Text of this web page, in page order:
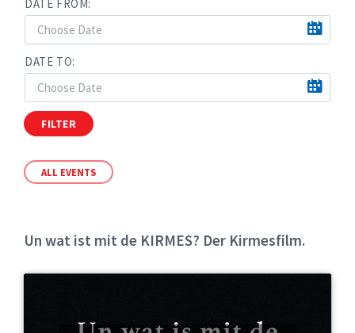
DATE FROM:
DATE TO:
FILTER
ALL EVENTS
Un wat ist mit de KIRMES? Der Kirmesfilm.